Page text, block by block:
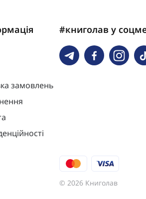
замовлень
#книголав у
© 2026 Книголав